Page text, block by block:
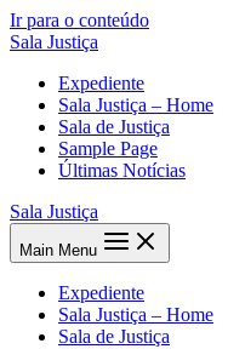
Ir para o conteúdo
Sala Justiça
Expediente
Sala Justiça – Home
Sala de Justiça
Sample Page
Últimas Notícias
Sala Justiça
Main Menu
Expediente
Sala Justiça – Home
Sala de Justiça